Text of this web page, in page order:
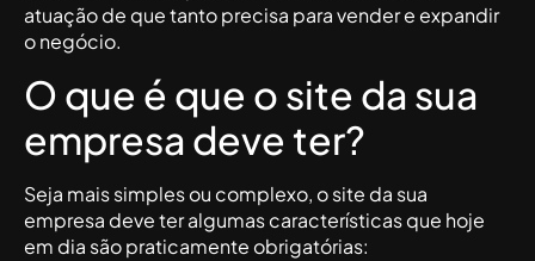
atuação de que tanto precisa para vender e expandir
o negócio.
O que é que o site da sua
empresa deve ter?
Seja mais simples ou complexo, o site da sua
empresa deve ter algumas características que hoje
em dia são praticamente obrigatórias: